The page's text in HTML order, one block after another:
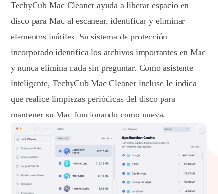
TechyCub Mac Cleaner ayuda a liberar espacio en
disco para Mac al escanear, identificar y eliminar
elementos inútiles. Su sistema de protección
incorporado identifica los archivos importantes en Mac
y nunca elimina nada sin preguntar. Como asistente
inteligente, TechyCub Mac Cleaner incluso le indica
que realice limpiezas periódicas del disco para
mantener su Mac funcionando como nueva.